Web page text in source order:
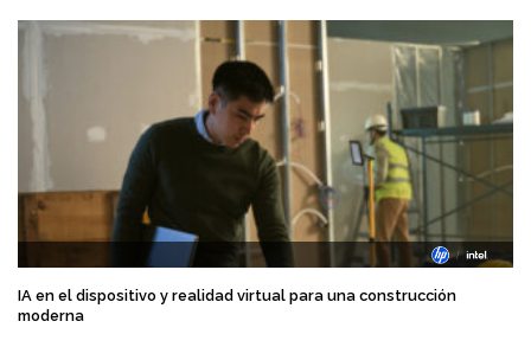
IA en el dispositivo y realidad virtual para una construcción
moderna